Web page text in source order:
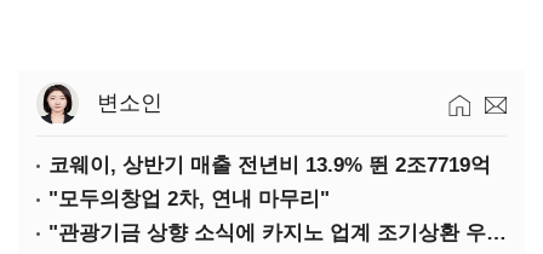
변소인
코웨이, 상반기 매출 전년비 13.9% 뛴 2조7719억
"모두의창업 2차, 연내 마무리"
"관광기금 상향 소식에 카지노 업계 조기상환 우려"